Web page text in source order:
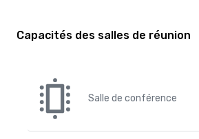
Capacités des salles de réunion
Salle de conférence